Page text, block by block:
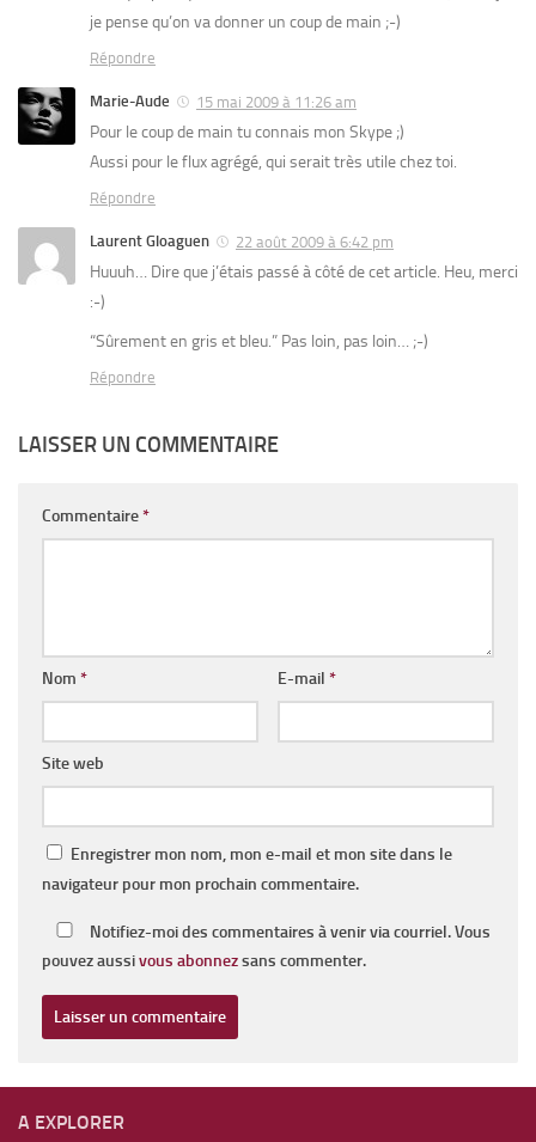
je pense qu’on va donner un coup de main ;-)
Répondre
Marie-Aude 15 mai 2009 à 11:26 am
Pour le coup de main tu connais mon Skype ;)
Aussi pour le flux agrégé, qui serait très utile chez toi.
Répondre
Laurent Gloaguen 22 août 2009 à 6:42 pm
Huuuh… Dire que j’étais passé à côté de cet article. Heu, merci
:-)
“Sûrement en gris et bleu.” Pas loin, pas loin… ;-)
Répondre
LAISSER UN COMMENTAIRE
Commentaire*
Nom * E-mail *
Site web
Enregistrer mon nom, mon e-mail et mon site dans le
navigateur pour mon prochain commentaire.
Notifiez-moi des commentaires à venir via courriel. Vous
pouvez aussivous abonnezsans commenter.
A EXPLORER